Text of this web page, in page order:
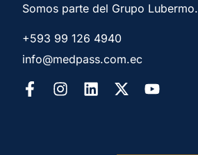
Somos parte del Grupo Lubermo.
+593 99 126 4940
info@medpass.com.ec